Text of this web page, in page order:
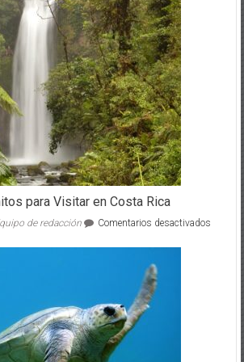
para Visitar en Costa Rica
de redacción Comentarios desactivadosen